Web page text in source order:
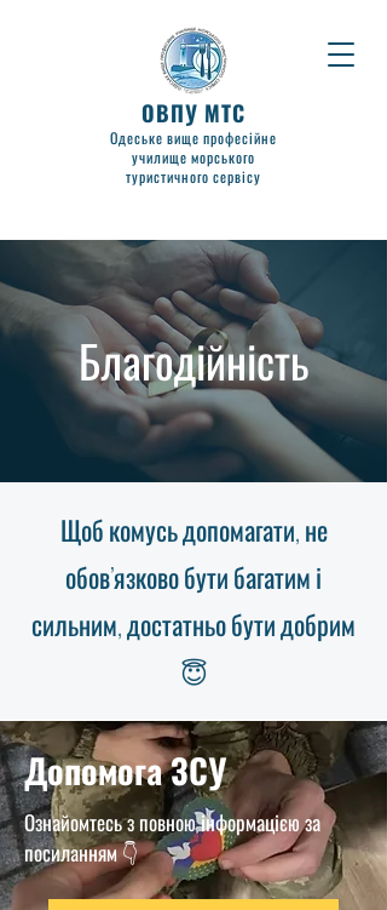
ОВПУ МТС
Одеське вище професійне
училище морського
туристичного сервісу
Благодійність
Щоб комусь допомагати, не
обов’язково бути багатим і
сильним, достатньо бути добрим
😇
Допомога ЗСУ
Ознайомтесь з повною інформацією за
посиланням 👇